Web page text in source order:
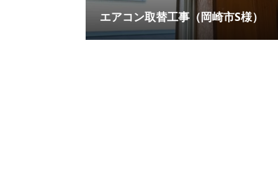
エアコン取替工事（岡崎市S様）